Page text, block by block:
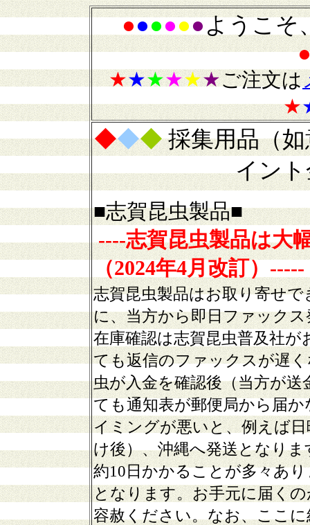
●●●●●●ようこそ
★★★★★★ご注文は
★
◆◆◆採集用品（
イン
■志賀昆虫製品■
----志賀昆虫製品は大
（2024年4月改訂）-----
志賀昆虫製品はお取り寄せ
に、当方から即日ファック
在庫確認は志賀昆虫普及社
ても返信のファックスが遅
虫が入金を確認後（当方が
ても通知表が郵便局から届
イミングが悪いと、例えば
け後）、沖縄へ発送となり
約10日かかることが多々あ
となります。お手元に届くの
容赦ください。なお、ここ